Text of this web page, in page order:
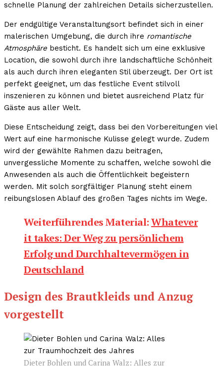
schnelle Planung der zahlreichen Details sicherzustellen.
Der endgültige Veranstaltungsort befindet sich in einer
malerischen Umgebung, die durch ihre romantische
Atmosphäre besticht. Es handelt sich um eine exklusive
Location, die sowohl durch ihre landschaftliche Schönheit
als auch durch ihren eleganten Stil überzeugt. Der Ort ist
perfekt geeignet, um das festliche Event stilvoll
inszenieren zu können und bietet ausreichend Platz für
Gäste aus aller Welt.
Diese Entscheidung zeigt, dass bei den Vorbereitungen viel
Wert auf eine harmonische Kulisse gelegt wurde. Zudem
wird der gewählte Rahmen dazu beitragen,
unvergessliche Momente zu schaffen, welche sowohl die
Anwesenden als auch die Öffentlichkeit begeistern
werden. Mit solch sorgfältiger Planung steht einem
reibungslosen Ablauf des großen Tages nichts im Wege.
Weiterführendes Material:Whatever
it takes: Der Weg zu persönlichem
Erfolg und Durchhaltevermögen in
Deutschland
Design des Brautkleids und Anzug
vorgestellt
Dieter Bohlen und Carina Walz: Alles zur